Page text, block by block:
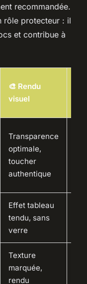
recommandée.
rôle protecteur : il
et contribue à
🎨 Rendu
visuel
Transparence
optimale,
toucher
authentique
Effet tableau
tendu, sans
verre
Texture
marquée,
rendu